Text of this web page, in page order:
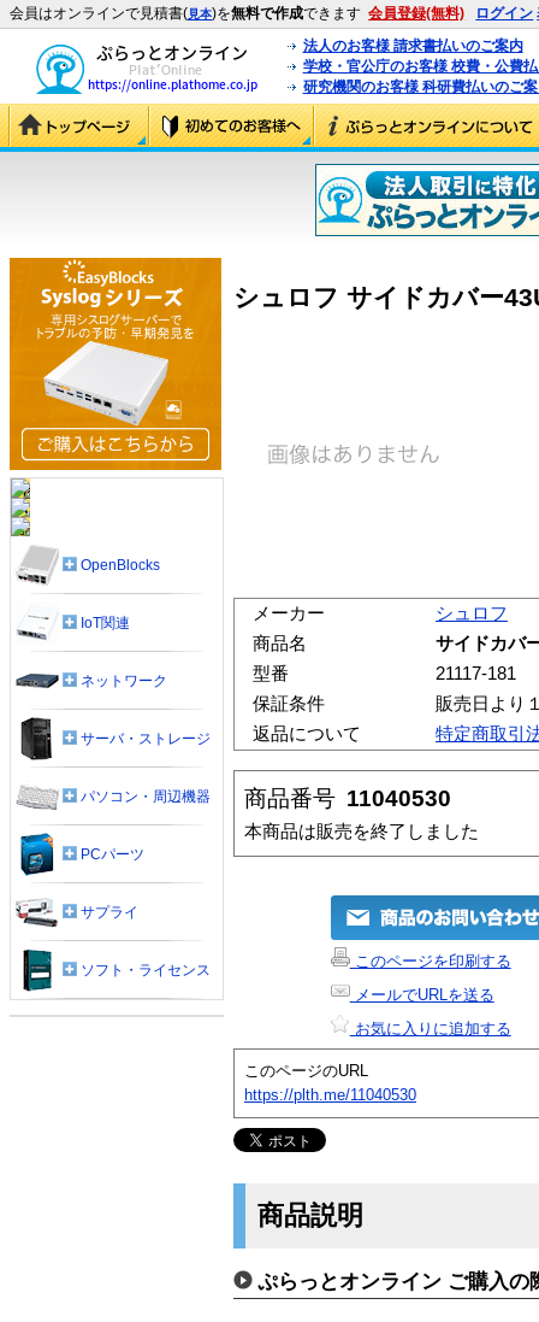
会員はオンラインで見積書(見本)を無料で作成できます 会員登録(無料) ログイン
法人のお客様 請求書払いのご案内
学校・官公庁のお客様 校費・公費
研究機関のお客様 科研費払いのご
シュロフ サイドカバー
メーカー
シュロフ
商品名
サイドカバ
型番
21117-181
保証条件
販売日より
返品について
特定商取引
商品番号 11040530
本商品は販売を終了しました
このページを印刷する
メールでURLを送る
お気に入りに追加する
このページのURL
https://plth.me/11040530
商品説明
ぷらっとオンライン ご購入の
OpenBlocks
IoT関連
ネットワーク
サーバ・ストレージ
パソコン・周辺機器
PCパーツ
サプライ
ソフト・ライセンス